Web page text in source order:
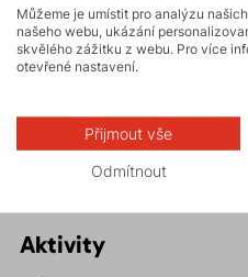
Pružný pas s poutky na
Zesílená vnitřní strana
Ideální pro celoroční využití.
může odlišovat v
Aktivity
Můžeme je umístit pro analýzu
našeho webu, ukázání
skvělého zážitku z webu. Pro více
otevřené nastavení.
Přijmout vše
Odmítnout